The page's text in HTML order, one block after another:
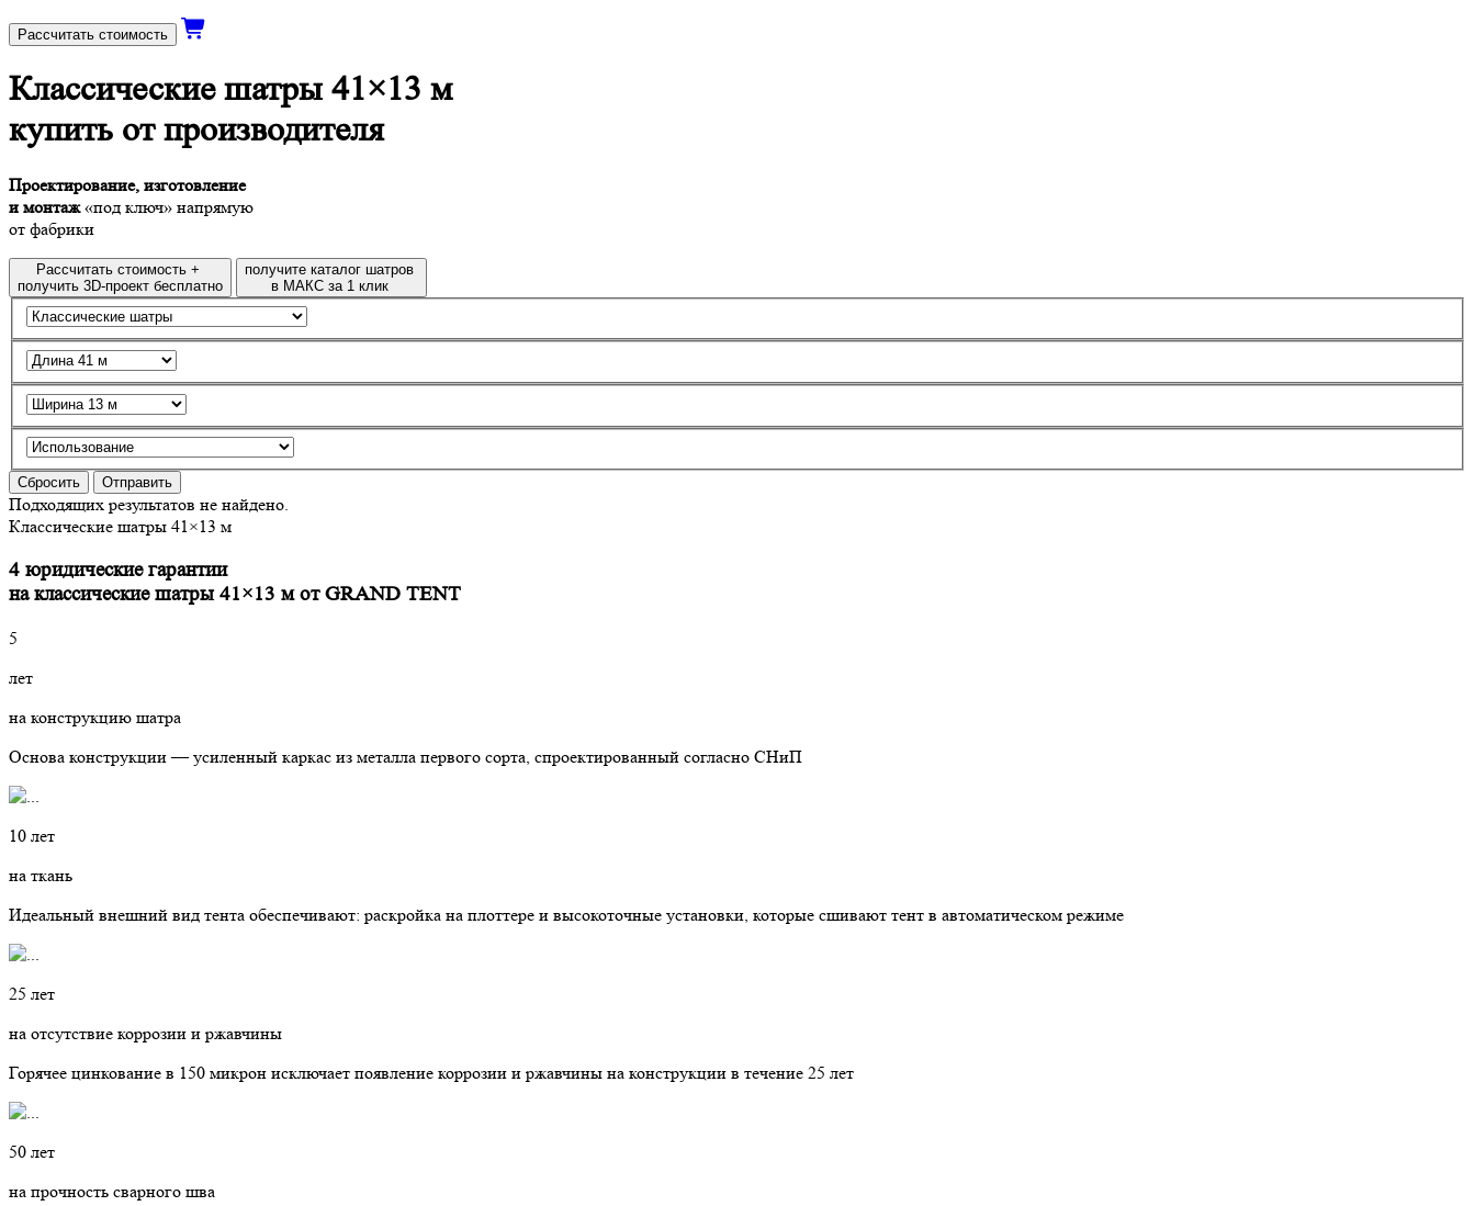
Рассчитать стоимость
Классические шатры 41×13 м
купить от производителя
Проектирование, изготовление
и монтаж«под ключ» напрямую
от фабрики
Рассчитать стоимость +
получить 3D-проект бесплатно
получите каталог шатров
в МАКС за 1 клик
Сбросить Отправить
Подходящих результатов не найдено.
Классические шатры 41×13 м
4 юридические гарантии
на классические шатры 41×13 м от GRAND TENT
5
лет
на конструкцию шатра
Основа конструкции — усиленный каркас из металла первого сорта, спроектированный согласно СНиП
10 лет
на ткань
Идеальный внешний вид тента обеспечивают: раскройка на плоттере и высокоточные установки, которые сшивают тент в автоматическом режиме
25 лет
на отсутствие коррозии и ржавчины
Горячее цинкование в 150 микрон исключает появление коррозии и ржавчины на конструкции в течение 25 лет
50 лет
на прочность сварного шва